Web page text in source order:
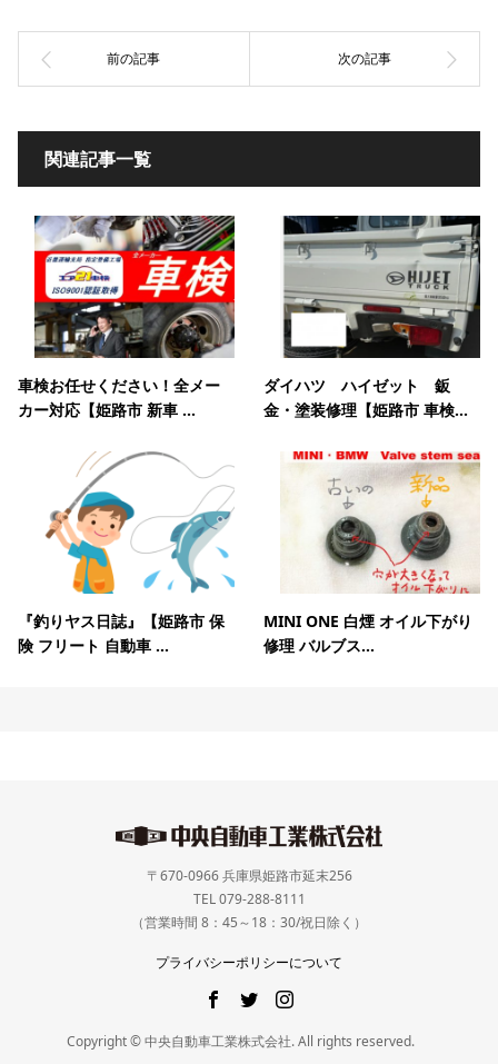
関連記事一覧
車検お任せください！全メー
カー対応【姫路市 新車 ...
ダイハツ ハイゼット 鈑
金・塗装修理【姫路市 車検...
『釣りヤス日誌』【姫路市 保
険 フリート 自動車 ...
MINI ONE 白煙 オイル下がり
修理 バルブス...
〒670-0966 兵庫県姫路市延末256
TEL 079-288-8111
（営業時間 8：45～18：30/祝日除く）
プライバシーポリシーについて
Copyright © 中央自動車工業株式会社. All rights reserved.